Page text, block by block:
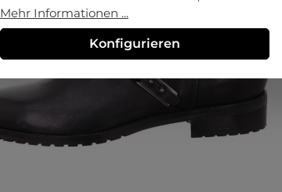
Mehr Informationen ...
Konfigurieren